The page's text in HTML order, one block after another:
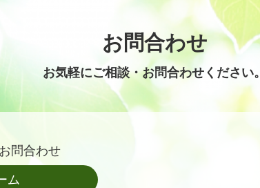
お問合わせ
お気軽にご相談・お問合わせください。
問合わせ
ム